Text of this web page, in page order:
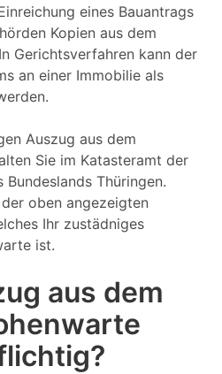
eines Bauantrags
Kopien aus dem
Gerichtsverfahren kann der
an einer Immobilie als
Auszug aus dem
Sie im Katasteramt der
Thüringen.
oben angezeigten
Ihr zustädniges
ist.
aus dem